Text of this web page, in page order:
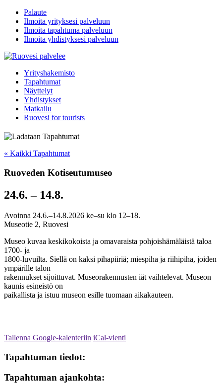
Palaute
Ilmoita yrityksesi palveluun
Ilmoita tapahtuma palveluun
Ilmoita yhdistyksesi palveluun
Yrityshakemisto
Tapahtumat
Näyttelyt
Yhdistykset
Matkailu
Ruovesi for tourists
« Kaikki Tapahtumat
Ruoveden Kotiseutumuseo
24.6. – 14.8.
Avoinna 24.6.–14.8.2026 ke–su klo 12–18.
Museotie 2, Ruovesi
Museo kuvaa keskikokoista ja omavaraista pohjoishämäläistä taloa
1700- ja
1800-luvuilta. Siellä on kaksi pihapiiriä; miespiha ja riihipiha, joiden
ympärille talon
rakennukset sijoittuvat. Museorakennusten iät vaihtelevat. Museon
kaunis esineistö on
paikallista ja istuu museon esille tuomaan aikakauteen.
Tallenna Google-kalenteriin iCal-vienti
Tapahtuman tiedot:
Tapahtuman ajankohta: